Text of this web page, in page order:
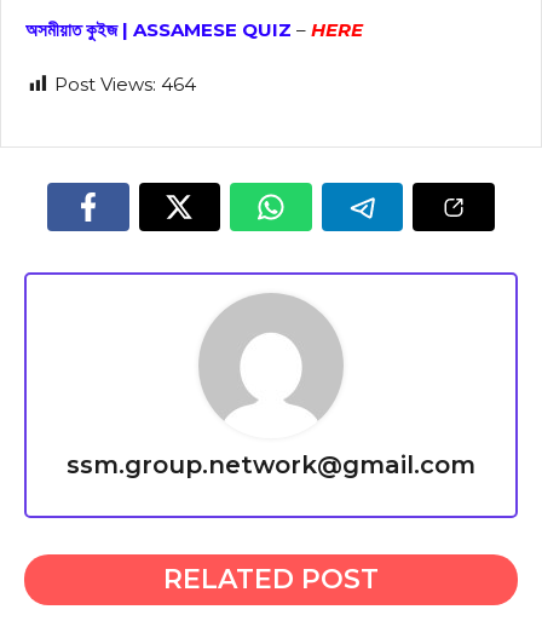
অসমীয়াত কুইজ | ASSAMESE QUIZ – HERE
Post Views: 464
ssm.group.network@gmail.com
RELATED POST